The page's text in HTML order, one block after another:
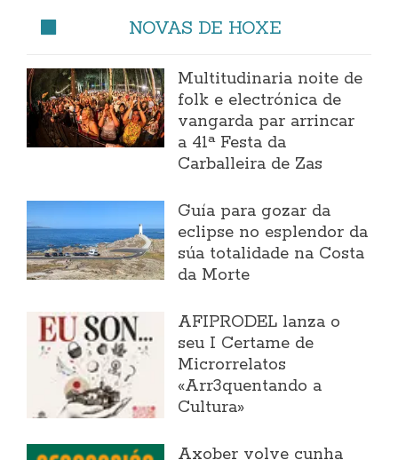
NOVAS DE HOXE
Multitudinaria noite de
folk e electrónica de
vangarda par arrincar
a 41ª Festa da
Carballeira de Zas
Guía para gozar da
eclipse no esplendor da
súa totalidade na Costa
da Morte
AFIPRODEL lanza o
seu I Certame de
Microrrelatos
«Arr3quentando a
Cultura»
Axober volve cunha